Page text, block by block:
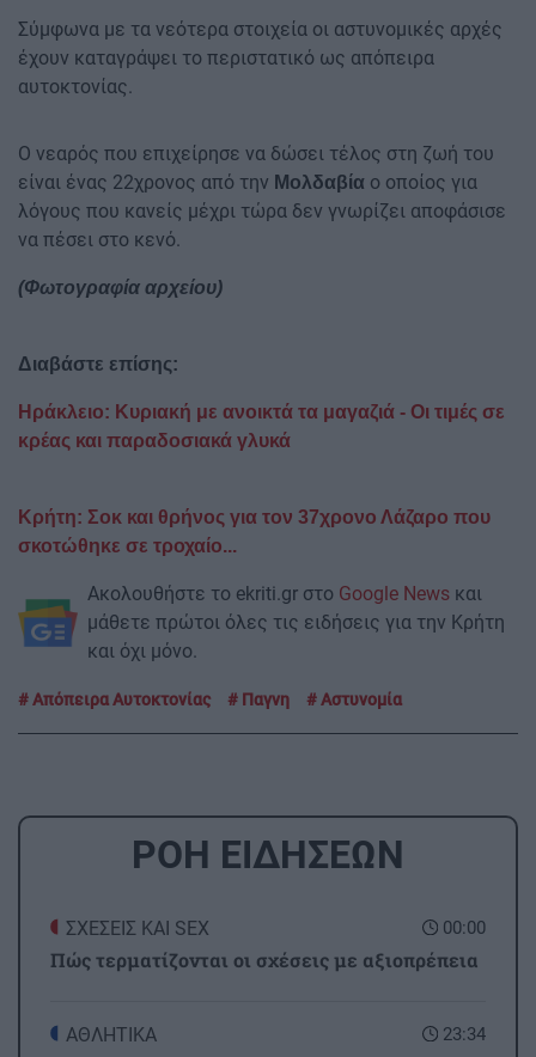
Σύμφωνα με τα νεότερα στοιχεία οι αστυνομικές αρχές
έχουν καταγράψει το περιστατικό ως απόπειρα
αυτοκτονίας.
Ο νεαρός που επιχείρησε να δώσει τέλος στη ζωή του
είναι ένας 22χρονος από την Μολδαβία ο οποίος για
λόγους που κανείς μέχρι τώρα δεν γνωρίζει αποφάσισε
να πέσει στο κενό.
(Φωτογραφία αρχείου)
Διαβάστε επίσης:
Ηράκλειο: Κυριακή με ανοικτά τα μαγαζιά - Οι τιμές σε
κρέας και παραδοσιακά γλυκά
Κρήτη: Σοκ και θρήνος για τον 37χρονο Λάζαρο που
σκοτώθηκε σε τροχαίο...
Ακολουθήστε το ekriti.gr στο Google News και
μάθετε πρώτοι όλες τις ειδήσεις για την Κρήτη
και όχι μόνο.
Απόπειρα Αυτοκτονίας Παγνη Αστυνομία
ΡΟΗ ΕΙΔΗΣΕΩΝ
00:00
ΣΧΕΣΕΙΣ ΚΑΙ SEX
Πώς τερματίζονται οι σχέσεις με αξιοπρέπεια
23:34
ΑΘΛΗΤΙΚΑ